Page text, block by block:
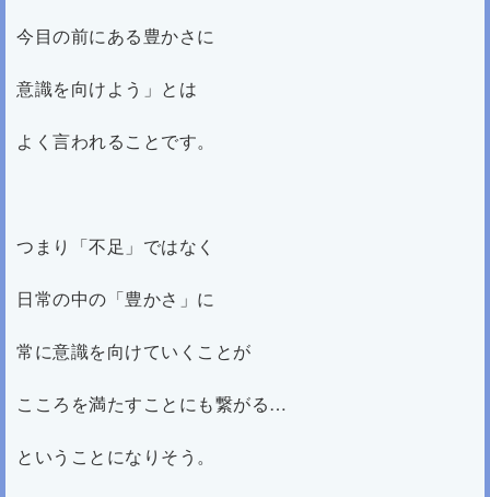
今目の前にある豊かさに
意識を向けよう」とは
よく言われることです。
つまり「不足」ではなく
日常の中の「豊かさ」に
常に意識を向けていくことが
こころを満たすことにも繋がる…
ということになりそう。